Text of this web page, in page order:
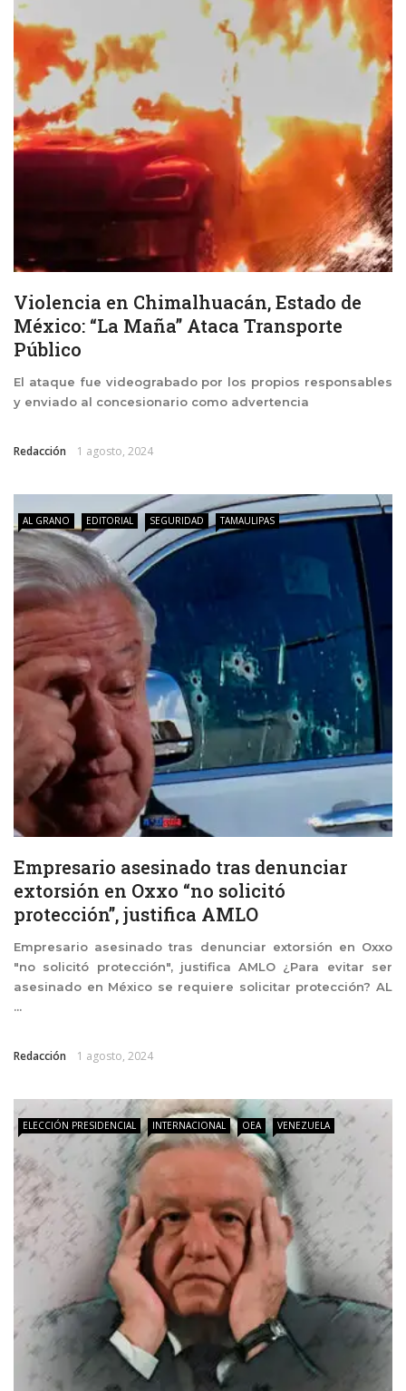
Violencia en Chimalhuacán, Estado de
México: “La Maña” Ataca Transporte
Público
El ataque fue videograbado por los propios responsables
y enviado al concesionario como advertencia
Redacción 1 agosto, 2024
AL GRANO EDITORIAL SEGURIDAD TAMAULIPAS
Empresario asesinado tras denunciar
extorsión en Oxxo “no solicitó
protección”, justifica AMLO
Empresario asesinado tras denunciar extorsión en Oxxo
"no solicitó protección", justifica AMLO ¿Para evitar ser
asesinado en México se requiere solicitar protección? AL
...
Redacción 1 agosto, 2024
ELECCIÓN PRESIDENCIAL INTERNACIONAL OEA VENEZUELA